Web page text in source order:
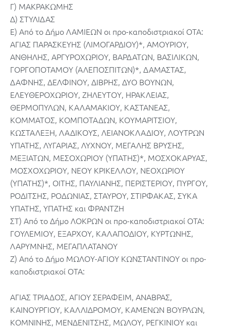
Γ) ΜΑΚΡΑΚΩΜΗΣ
Δ) ΣΤΥΛΙΔΑΣ
Ε) Από το Δήμο ΛΑΜΙΕΩΝ οι προ-καποδιστριακοί ΟΤΑ:
ΑΓΙΑΣ ΠΑΡΑΣΚΕΥΗΣ (ΛΙΜΟΓΑΡΔΙΟΥ)*, ΑΜΟΥΡΙΟΥ,
ΑΝΘΗΛΗΣ, ΑΡΓΥΡΟΧΩΡΙΟΥ, ΒΑΡΔΑΤΩΝ, ΒΑΣΙΛΙΚΩΝ,
ΓΟΡΓΟΠΟΤΑΜΟΥ (ΑΛΕΠΟΣΠΙΤΩΝ)*, ΔΑΜΑΣΤΑΣ,
ΔΑΦΝΗΣ, ΔΕΛΦΙΝΟΥ, ΔΙΒΡΗΣ, ΔΥΟ ΒΟΥΝΩΝ,
ΕΛΕΥΘΕΡΟΧΩΡΙΟΥ, ΖΗΛΕΥΤΟΥ, ΗΡΑΚΛΕΙΑΣ,
ΘΕΡΜΟΠΥΛΩΝ, ΚΑΛΑΜΑΚΙΟΥ, ΚΑΣΤΑΝΕΑΣ,
ΚΟΜΜΑΤΟΣ, ΚΟΜΠΟΤΑΔΩΝ, ΚΟΥΜΑΡΙΤΣΙΟΥ,
ΚΩΣΤΑΛΕΞΗ, ΛΑΔΙΚΟΥΣ, ΛΕΙΑΝΟΚΛΑΔΙΟΥ, ΛΟΥΤΡΩΝ
ΥΠΑΤΗΣ, ΛΥΓΑΡΙΑΣ, ΛΥΧΝΟΥ, ΜΕΓΑΛΗΣ ΒΡΥΣΗΣ,
ΜΕΞΙΑΤΩΝ, ΜΕΣΟΧΩΡΙΟΥ (ΥΠΑΤΗΣ)*, ΜΟΣΧΟΚΑΡΥΑΣ,
ΜΟΣΧΟΧΩΡΙΟΥ, ΝΕΟΥ ΚΡΙΚΕΛΛΟΥ, ΝΕΟΧΩΡΙΟΥ
(ΥΠΑΤΗΣ)*, ΟΙΤΗΣ, ΠΑΥΛΙΑΝΗΣ, ΠΕΡΙΣΤΕΡΙΟΥ, ΠΥΡΓΟΥ,
ΡΟΔΙΤΣΗΣ, ΡΟΔΩΝΙΑΣ, ΣΤΑΥΡΟΥ, ΣΤΙΡΦΑΚΑΣ, ΣΥΚΑ
ΥΠΑΤΗΣ, ΥΠΑΤΗΣ και ΦΡΑΝΤΖΗ
ΣΤ) Από το Δήμο ΛΟΚΡΩΝ οι προ-καποδιστριακοί ΟΤΑ:
ΓΟΥΛΕΜΙΟΥ, ΕΞΑΡΧΟΥ, ΚΑΛΑΠΟΔΙΟΥ, ΚΥΡΤΩΝΗΣ,
ΛΑΡΥΜΝΗΣ, ΜΕΓΑΠΛΑΤΑΝΟΥ
Ζ) Από το Δήμο ΜΩΛΟΥ-ΑΓΙΟΥ ΚΩΝΣΤΑΝΤΙΝΟΥ οι προ-
καποδιστριακοί ΟΤΑ:
ΑΓΙΑΣ ΤΡΙΑΔΟΣ, ΑΓΙΟΥ ΣΕΡΑΦΕΙΜ, ΑΝΑΒΡΑΣ,
ΚΑΙΝΟΥΡΓΙΟΥ, ΚΑΛΛΙΔΡΟΜΟΥ, ΚΑΜΕΝΩΝ ΒΟΥΡΛΩΝ,
ΚΟΜΝΙΝΗΣ, ΜΕΝΔΕΝΙΤΣΗΣ, ΜΩΛΟΥ, ΡΕΓΚΙΝΙΟΥ και